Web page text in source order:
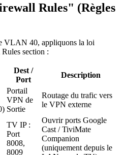
Rules" (Règles
VLAN 40, appliquons la loi
section :
Dest /
Port
Description
Portail
VPN de
Sortie
Routage du trafic vers
le VPN externe
TV IP :
Port
8008,
8009
Ouvrir ports Google
Cast / TiviMate
Companion
(uniquement depuis le